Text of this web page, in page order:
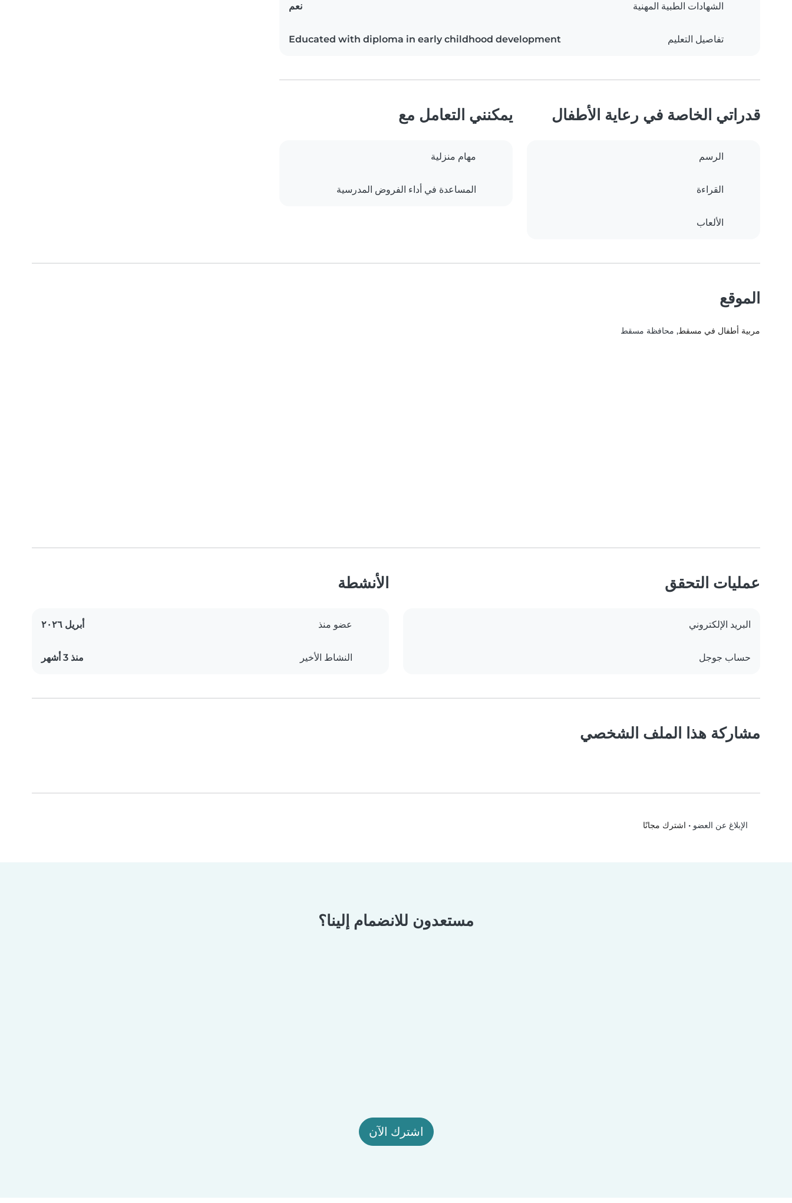
الشهادات الطبية المهنية نعم
تفاصيل التعليم Educated with diploma in early childhood development
قدراتي الخاصة في رعاية الأطفال
الرسم
القراءة
الألعاب
يمكنني التعامل مع
مهام منزلية
المساعدة في أداء الفروض المدرسية
الموقع
مربية أطفال في مسقط, محافظة مسقط
عمليات التحقق
البريد الإلكتروني
حساب جوجل
الأنشطة
عضو منذ أبريل ٢٠٢٦
النشاط الأخير منذ 3 أشهر
مشاركة هذا الملف الشخصي
الإبلاغ عن العضو • اشترك مجانًا
مستعدون للانضمام إلينا؟
اشترك الآن